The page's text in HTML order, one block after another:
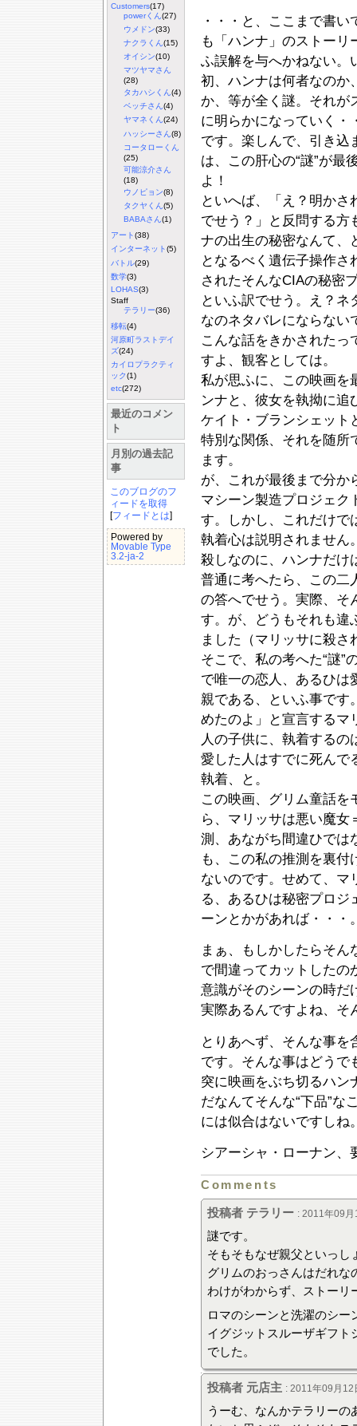
Customers(17)
powerくん (27)
ウメドン(33)
ナクラくん (15)
オイシン(10)
マツヤマさん
(28)
タカハシくん(4)
ベッチさん(4)
ヤマネくん(24)
ハッシーさん (8)
コータローくん
(25)
可能涼介さん
(18)
ウノピョン(8)
タクヤくん (5)
BABAさん (1)
アート(38)
インターネット(5)
バトル(29)
数学(3)
LOHAS(3)
Staff
テラリー(36)
移転(4)
河原町ラストデイ
ズ(24)
カイロプラクティ
ック(1)
etc(272)
最近のコメン
ト
月別の過去記
事
このブログのフ
ィードを取得
[フィードとは]
Powered by
Movable Type
3.2-ja-2
・・・と、ここまで書
も「ハンナ」のストー
ふ誤解を与へかねない。
初、ハンナは何者なのか
か、等が全く謎。それが
に明らかになっていく・
です。楽しんで、引き込
は、この肝心の“謎”が最
よ！
といへば、「え？明か
でせう？」と反問する方
ナの出生の秘密なんて、
となるべく遺伝子操作
されたそんなCIAの秘密
といふ訳でせう。え？
なのネタバレにならな
こんな話をきかされたっ
すよ、観客としては。
私が思ふに、この映画を
ンナと、彼女を執拗に追
ケイト・ブランシェット
特別な関係、それを随所
ます。
が、これが最後まで分か
マシーン製造プロジェク
す。しかし、これだけで
執着心は説明されません
殺しなのに、ハンナだけ
普通に考へたら、この二
の答へでせう。実際、そ
す。が、どうもそれも違
ました（マリッサに殺さ
そこで、私の考へた“謎”
で唯一の恋人、あるひは
親である、といふ事です
めたのよ」と宣言するマ
人の子供に、執着する
愛した人はすでに死んで
執着、と。
この映画、グリム童話を
ら、マリッサは悪い魔
測、あながち間違ひでは
も、この私の推測を裏
ないのです。せめて、マ
る、あるひは秘密プロジ
ーンとかがあれば・・・
まぁ、もしかしたらそ
で間違ってカットしたの
意識がそのシーンの時だ
実際あるんですよね、そ
とりあへず、そんな事
です。そんな事はどうで
突に映画をぶち切るハン
だなんてそんな“下品”な
には似合はないですしね
シアーシャ・ローナン、
Comments
投稿者 テラリー : 2011年09
謎です。
そもそもなぜ親父といっし
グリムのおっさんはだれな
わけがわからず、ストーリ
ロマのシーンと洗濯のシー
イグジットスルーザギフト
でした。
投稿者 元店主 : 2011年09月12
うーむ、なんかテラリー